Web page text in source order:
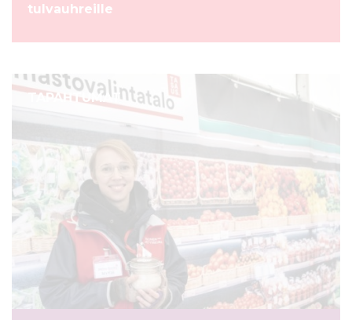
tulvauhreille
TAPAHTUMAT